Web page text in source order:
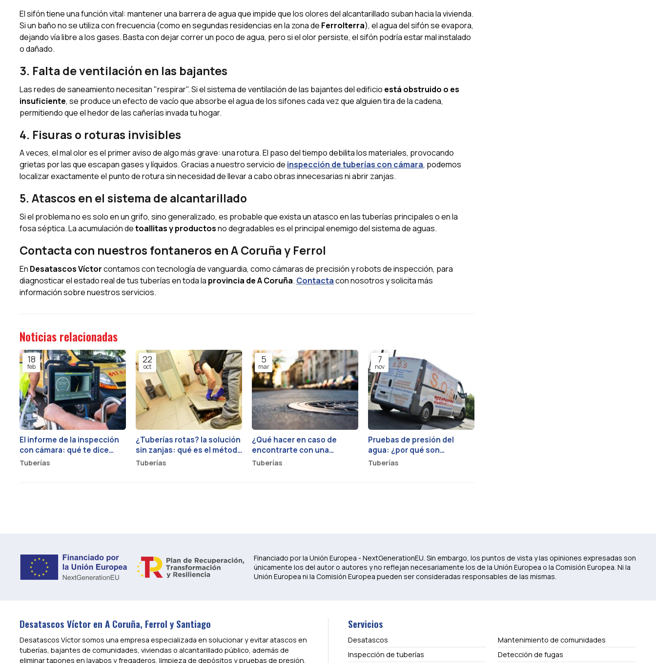
El sifón tiene una función vital: mantener una barrera de agua que impide que los olores del alcantarillado suban hacia la vivienda.
Si un baño no se utiliza con frecuencia (como en segundas residencias en la zona de Ferrolterra), el agua del sifón se evapora,
dejando vía libre a los gases. Basta con dejar correr un poco de agua, pero si el olor persiste, el sifón podría estar mal instalado
o dañado.
3. Falta de ventilación en las bajantes
Las redes de saneamiento necesitan "respirar". Si el sistema de ventilación de las bajantes del edificio está obstruido o es
insuficiente, se produce un efecto de vacío que absorbe el agua de los sifones cada vez que alguien tira de la cadena,
permitiendo que el hedor de las cañerías invada tu hogar.
4. Fisuras o roturas invisibles
A veces, el mal olor es el primer aviso de algo más grave: una rotura. El paso del tiempo debilita los materiales, provocando
grietas por las que escapan gases y líquidos. Gracias a nuestro servicio de inspección de tuberías con cámara, podemos
localizar exactamente el punto de rotura sin necesidad de llevar a cabo obras innecesarias ni abrir zanjas.
5. Atascos en el sistema de alcantarillado
Si el problema no es solo en un grifo, sino generalizado, es probable que exista un atasco en las tuberías principales o en la
fosa séptica. La acumulación detoallitas y productosno degradables es el principal enemigo del sistema de aguas.
Contacta con nuestros fontaneros en A Coruña y Ferrol
En Desatascos Víctorcontamos con tecnología de vanguardia, como cámaras de precisión y robots de inspección, para
diagnosticar el estado real de tus tuberías en toda la provincia de A Coruña. Contactacon nosotros y solicita más
información sobre nuestros servicios.
Noticias relacionadas
18
feb
El informe de la inspección
con cámara: qué te dice
sobre la salud de tus
Tuberías
22
oct
¿Tuberías rotas? la solución
sin zanjas: qué es el método
pipe-bursting y sus 3
Tuberías
5
mar
¿Qué hacer en caso de
encontrarte con una
bajante obstruida?
Tuberías
7
nov
Pruebas de presión del
agua: ¿por qué son
necesarias?
Tuberías
Financiado por la Unión Europea - NextGenerationEU. Sin embargo, los puntos de vista y las opiniones expresadas son
únicamente los del autor o autores y no reflejan necesariamente los de la Unión Europea o la Comisión Europea. Ni la
Unión Europea ni la Comisión Europea pueden ser consideradas responsables de las mismas.
Desatascos Víctor en A Coruña, Ferrol y Santiago
Desatascos Víctor somos una empresa especializada en solucionar y evitar atascos en
tuberías, bajantes de comunidades, viviendas o alcantarillado público, además de
eliminar tapones en lavabos y fregaderos, limpieza de depósitos y pruebas de presión.
Servicios
Desatascos
Mantenimiento de comunidades
Inspección de tuberías
Detección de fugas